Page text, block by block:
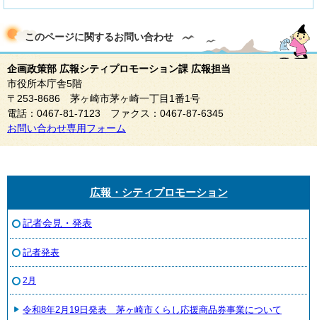
このページに関するお問い合わせ
企画政策部 広報シティプロモーション課 広報担当
市役所本庁舎5階
〒253-8686 茅ヶ崎市茅ヶ崎一丁目1番1号
電話：0467-81-7123 ファクス：0467-87-6345
お問い合わせ専用フォーム
広報・シティプロモーション
記者会見・発表
記者発表
2月
令和8年2月19日発表 茅ヶ崎市くらし応援商品券事業について